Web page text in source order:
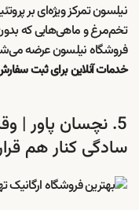
نیلسون تمرکز ویژه‌ای بر
تخم‌مرغ و ماهی‌هایی که
فروشگاه نیلسون عرضه
خدمات آنلاین برای ثبت
5. نچسان پاور
سادگی کنار هم